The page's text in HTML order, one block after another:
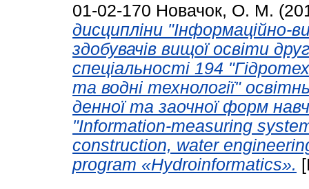
01-02-170 Новачок, О. М.
дисципліни "Інформаційно-
здобувачів вищої освіти
спеціальності 194
та водні технології"
денної та заочної форм
"Information-measuring
construction, water
program «Hydroinformatics».